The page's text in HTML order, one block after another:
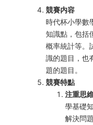
競賽内容
時代杯小學數
知識點，包括
概率統計等。
識的題目，也
題的題目。
競賽特點
注重思
學基礎
解決問